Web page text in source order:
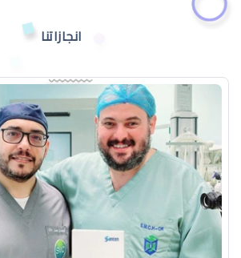
انجازاتنا